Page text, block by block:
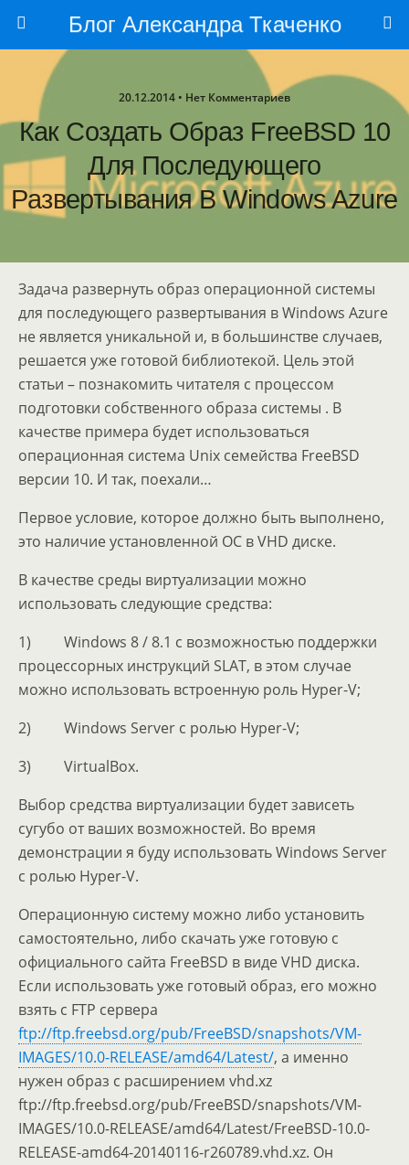
Блог Александра Ткаченко
20.12.2014 • Нет Комментариев
Как Создать Образ FreeBSD 10
Для Последующего
Развертывания В Windows Azure
Задача развернуть образ операционной системы
для последующего развертывания в Windows Azure
не является уникальной и, в большинстве случаев,
решается уже готовой библиотекой. Цель этой
статьи – познакомить читателя с процессом
подготовки собственного образа системы . В
качестве примера будет использоваться
операционная система Unix семейства FreeBSD
версии 10. И так, поехали…
Первое условие, которое должно быть выполнено,
это наличие установленной ОС в VHD диске.
В качестве среды виртуализации можно
использовать следующие средства:
1) Windows 8 / 8.1 с возможностью поддержки
процессорных инструкций SLAT, в этом случае
можно использовать встроенную роль Hyper-V;
2) Windows Server с ролью Hyper-V;
3) VirtualBox.
Выбор средства виртуализации будет зависеть
сугубо от ваших возможностей. Во время
демонстрации я буду использовать Windows Server
с ролью Hyper-V.
Операционную систему можно либо установить
самостоятельно, либо скачать уже готовую с
официального сайта FreeBSD в виде VHD диска.
Если использовать уже готовый образ, его можно
взять с FTP сервера
ftp://ftp.freebsd.org/pub/FreeBSD/snapshots/VM-
IMAGES/10.0-RELEASE/amd64/Latest/, а именно
нужен образ с расширением vhd.xz
ftp://ftp.freebsd.org/pub/FreeBSD/snapshots/VM-
IMAGES/10.0-RELEASE/amd64/Latest/FreeBSD-10.0-
RELEASE-amd64-20140116-r260789.vhd.xz. Он